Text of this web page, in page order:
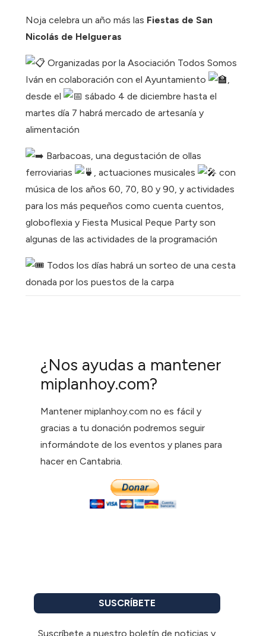
Noja celebra un año más las Fiestas de San
Nicolás de Helgueras
Organizadas por la Asociación Todos Somos
Iván en colaboración con el Ayuntamiento
,
desde el
sábado 4 de diciembre hasta el
martes día 7 habrá mercado de artesanía y
alimentación
Barbacoas, una degustación de ollas
ferroviarias
, actuaciones musicales
con
música de los años 60, 70, 80 y 90, y actividades
para los más pequeños como cuenta cuentos,
globoflexia y Fiesta Musical Peque Party son
algunas de las actividades de la programación
Todos los días habrá un sorteo de una cesta
donada por los puestos de la carpa
¿Nos ayudas a mantener
miplanhoy.com?
Mantener miplanhoy.com no es fácil y
gracias a tu donación podremos seguir
informándote de los eventos y planes para
hacer en Cantabria.
SUSCRÍBETE
Suscríbete a nuestro boletín de noticias y